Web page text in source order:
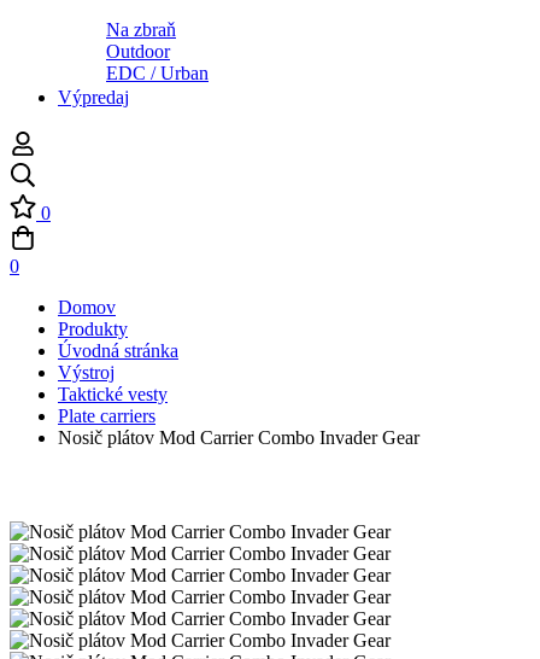
Na zbraň
Outdoor
EDC / Urban
Výpredaj
0
0
Domov
Produkty
Úvodná stránka
Výstroj
Taktické vesty
Plate carriers
Nosič plátov Mod Carrier Combo Invader Gear